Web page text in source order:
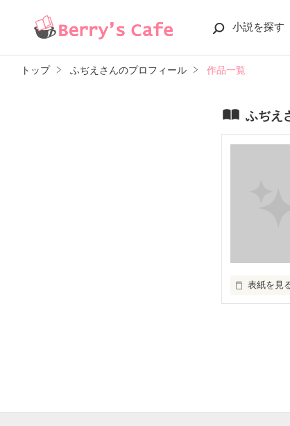
小説を探す
トップ ふぢえさんのプロフィール 作品一覧
ふぢえ
表紙を見